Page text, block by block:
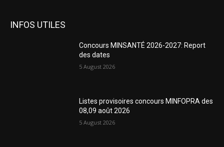
INFOS UTILES
Concours MINSANTÉ 2026-2027: Report
des dates
5 August 2026
Listes provisoires concours MINFOPRA des
08,09 août 2026
5 August 2026